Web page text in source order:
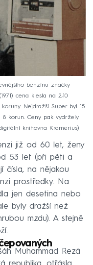
benzínu značky
cena klesla na 2,10
Nejdražší Super byl 15.
8 korun. Ceny pak vydržely
knihovna Kramerius
již od 60 let, ženy
53 let (při pěti a
čísla, na nějakou
prostředky. Na
jen desetina nebo
byly dražší než
mzdu). A stejně
Muhammad Rezá